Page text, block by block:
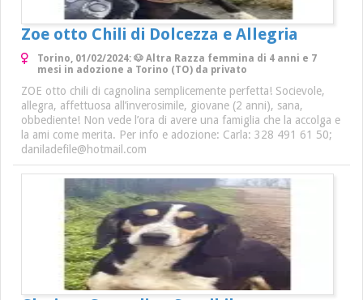
Zoe otto Chili di Dolcezza e Allegria
Torino, 01/02/2024: 🐶 Altra Razza femmina di 4 anni e 7
mesi in adozione a Torino (TO) da privato
ZOE otto chili di cagnolina semplicemente perfetta! Socievole,
allegra, affettuosa all’inverosimile, giovane (2 anni), sana,
obbediente! Non vede l’ora di avere una famiglia che la accolga e
la ami come merita. Per info e adozione: Carla: 328 491 61 50;
daniladefile@hotmail.com